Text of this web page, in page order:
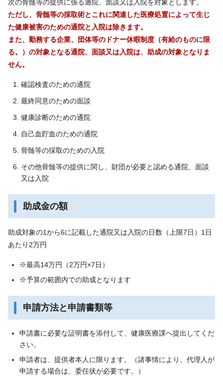
次の骨髄等の提供に係る通院、面談又は入院を対象とします。
ただし、骨髄等の採取術とこれに関連した医療処置によって生じ
た健康被害のための通院と入院は除きます。
また、勤務する企業、団体等のドナー休暇制度（有給のものに限
る。）の対象となる通院、面談又は入院は、助成の対象となりま
せん。
確認検査のための通院
最終同意のための面談
健康診断のための通院
自己血貯血のための通院
骨髄等の採取のための入院
その他骨髄等の提供に関し、財団が必要と認める通院、面談
又は入院
助成金の額
助成対象の1から6に記載した通院又は入院の日数（上限7日）1日
あたり2万円
※最高14万円（2万円×7日）
※予算の範囲内での助成となります
申請方法と申請書類等
申請書に必要な証明書を添付して、健康医療課へ提出してくだ
さい。
申請者は、提供者本人に限ります。（諸事情により、代理人が
申請する場合は、委任状が必要です。）